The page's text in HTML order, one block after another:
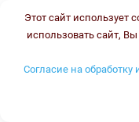
Врач-генетик, врач
Этот сайт использует
использовать сайт, Вы
Согласие на